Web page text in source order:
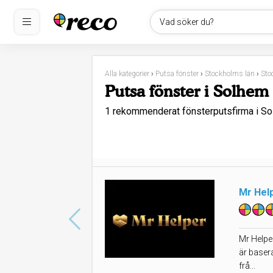
Vad söker du?
Alla kategorier › Putsa fönster › Stockholms län ›
Putsa fönster i Solhem
1 rekommenderat fönsterputsfirma i
Mr
Mr
är
frå...